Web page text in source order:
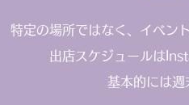
特定の場所ではなく、イベン
出店スケジュールは
基本的には